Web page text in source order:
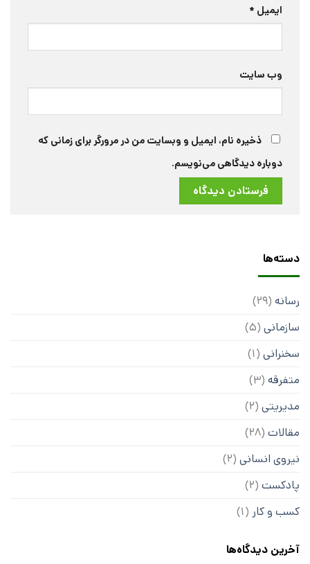
ایمیل *
وب‌ سایت
ذخیره نام، ایمیل و وبسایت من در مرورگر برای زمانی که
دوباره دیدگاهی می‌نویسم.
دسته‌ها
رسانه (29)
سازمانی (5)
سخنرانی (1)
متفرقه (3)
مدیریتی (2)
مقالات (28)
نیروی انسانی (2)
پادکست (2)
کسب و کار (1)
آخرین دیدگاه‌ها